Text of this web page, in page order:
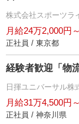
株式会社スポーツラ
月給24万2,000円
正社員 / 東京都
経験者歓迎「物
日揮ユニバーサル株
月給31万4,500円～
正社員 / 神奈川県